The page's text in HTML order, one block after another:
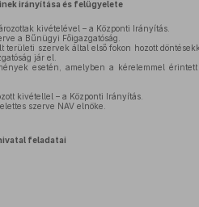
irányítása és felügyelete
kivételével – a Központi Irányítás.
a Bűnügyi Főigazgatóság.
szervek által első fokon hozott
jár el.
esetén, amelyben a kérelemmel érintett
kivétellel – a Központi Irányítás.
szerve NAV elnöke.
feladatai